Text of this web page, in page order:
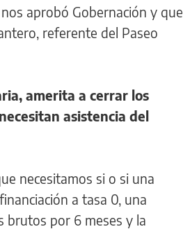
aprobó Gobernación y que
referente del Paseo
amerita a cerrar los
asistencia del
necesitamos si o si una
a tasa 0, una
brutos por 6 meses y la